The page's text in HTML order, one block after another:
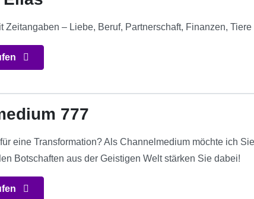
Zeitangaben – Liebe, Beruf, Partnerschaft, Finanzen, Tiere
777
eine Transformation? Als Channelmedium möchte ich
Botschaften aus der Geistigen Welt stärken Sie dabei!